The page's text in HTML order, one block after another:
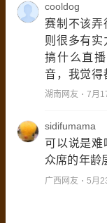
cooldog
赛制不该弄
则很多有
搞什么直
音，我觉得
终呈现给观
湖南网友 7月
sidifumama
可以说是
众席的年龄
广西网友 5月